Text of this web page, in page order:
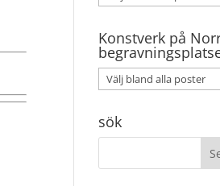
Konstverk på
sök